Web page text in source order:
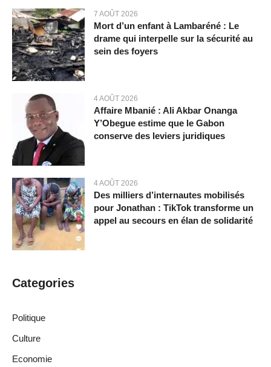
7 AOÛT 2026
Mort d’un enfant à Lambaréné : Le
drame qui interpelle sur la sécurité au
sein des foyers
4 AOÛT 2026
Affaire Mbanié : Ali Akbar Onanga
Y’Obegue estime que le Gabon
conserve des leviers juridiques
4 AOÛT 2026
Des milliers d’internautes mobilisés
pour Jonathan : TikTok transforme un
appel au secours en élan de solidarité
Categories
Politique
Culture
Economie